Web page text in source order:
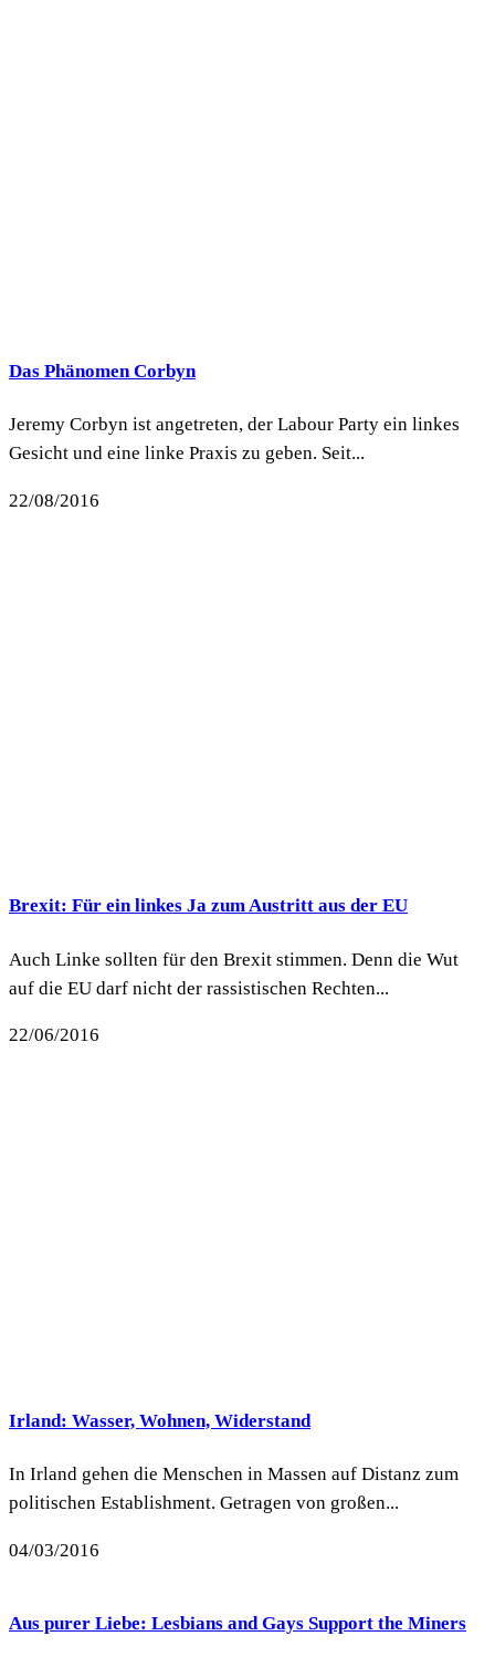
Das Phänomen Corbyn
Jeremy Corbyn ist angetreten, der Labour Party ein linkes
Gesicht und eine linke Praxis zu geben. Seit...
22/08/2016
Brexit: Für ein linkes Ja zum Austritt aus der EU
Auch Linke sollten für den Brexit stimmen. Denn die Wut
auf die EU darf nicht der rassistischen Rechten...
22/06/2016
Irland: Wasser, Wohnen, Widerstand
In Irland gehen die Menschen in Massen auf Distanz zum
politischen Establishment. Getragen von großen...
04/03/2016
Aus purer Liebe: Lesbians and Gays Support the Miners